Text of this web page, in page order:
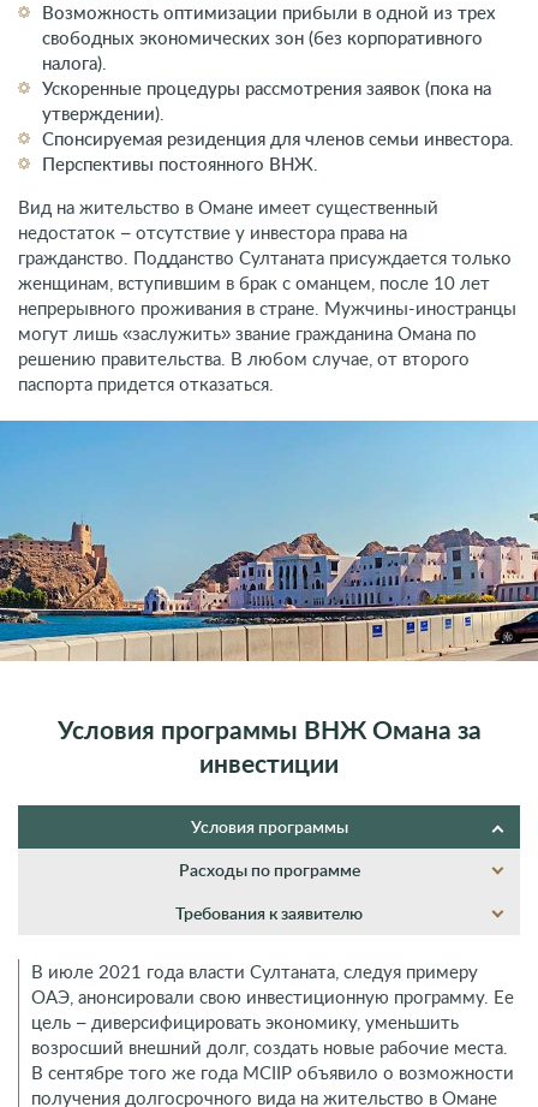
Возможность оптимизации прибыли в одной из трех
свободных экономических зон (без корпоративного
налога).
Ускоренные процедуры рассмотрения заявок (пока на
утверждении).
Спонсируемая резиденция для членов семьи инвестора.
Перспективы постоянного ВНЖ.
Вид на жительство в Омане имеет существенный
недостаток – отсутствие у инвестора права на
гражданство. Подданство Султаната присуждается только
женщинам, вступившим в брак с оманцем, после 10 лет
непрерывного проживания в стране. Мужчины-иностранцы
могут лишь «заслужить» звание гражданина Омана по
решению правительства. В любом случае, от второго
паспорта придется отказаться.
Условия программы ВНЖ Омана за
инвестиции
Условия программы
Расходы по программе
Требования к заявителю
В июле 2021 года власти Султаната, следуя примеру
ОАЭ, анонсировали свою инвестиционную программу. Ее
цель – диверсифицировать экономику, уменьшить
возросший внешний долг, создать новые рабочие места.
В сентябре того же года MCIIP объявило о возможности
получения долгосрочного вида на жительство в Омане